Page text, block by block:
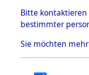
5.3.1
zu
en
5.3.2
Bitte kontaktieren
bestimmter
Sie möchten